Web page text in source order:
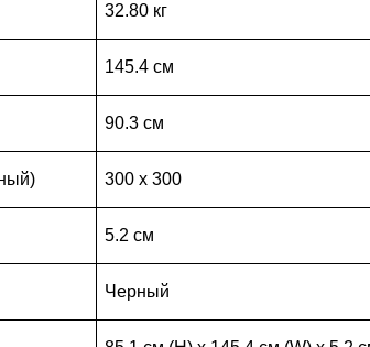
32.80 кг
145.4 см
90.3 см
300 x 300
5.2 см
Черный